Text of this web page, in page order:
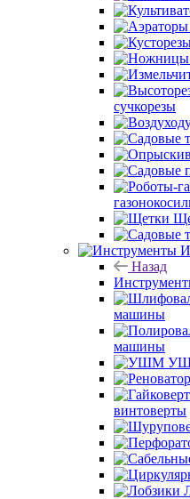
сучкорезы
Назад
машины
машины
винтоверты